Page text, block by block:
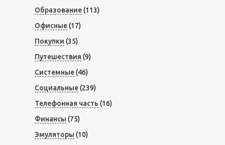
Образование(113)
Офисные(17)
Покупки (35)
Путешествия (9)
Системные(46)
Социальные(239)
Телефонная часть (16)
Финансы (75)
Эмуляторы (10)